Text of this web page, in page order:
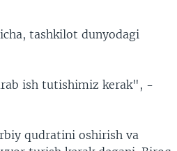
tashkilot dunyodagi
ish tutishimiz kerak", -
qudratini oshirish va